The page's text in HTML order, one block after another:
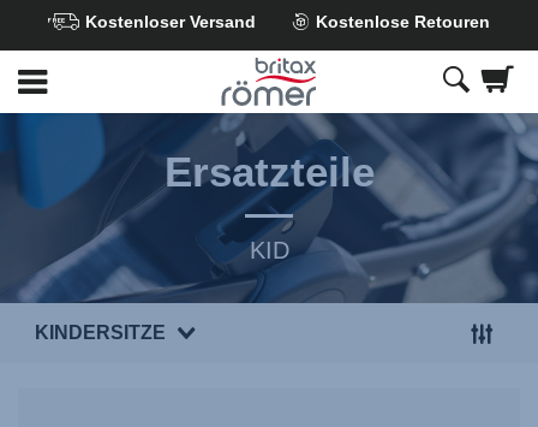
Hauptinhalt
springen
Kostenloser Versand Kostenlose Retouren
Ersatzteile
KID
KINDERSITZE